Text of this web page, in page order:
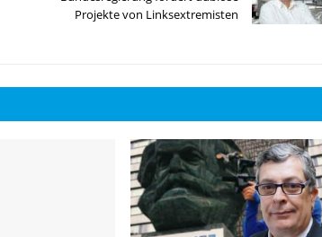
Projekte von Linksextremisten